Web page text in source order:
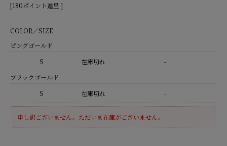
[180ポイント進呈 ]
COLOR／SIZE
ピングゴールド
S
在庫切れ
-
ブラックゴールド
S
在庫切れ -
申し訳ございません。ただいま在庫がございません。